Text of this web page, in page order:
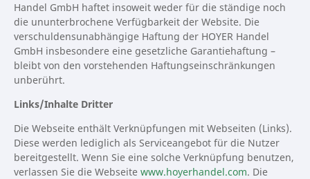
Handel GmbH haftet insoweit weder für die ständige noch
die ununterbrochene Verfügbarkeit der Website. Die
verschuldensunabhängige Haftung der HOYER Handel
GmbH insbesondere eine gesetzliche Garantiehaftung –
bleibt von den vorstehenden Haftungseinschränkungen
unberührt.
Links/Inhalte Dritter
Die Webseite enthält Verknüpfungen mit Webseiten (Links).
Diese werden lediglich als Serviceangebot für die Nutzer
bereitgestellt. Wenn Sie eine solche Verknüpfung benutzen,
verlassen Sie die Webseite www.hoyerhandel.com. Die